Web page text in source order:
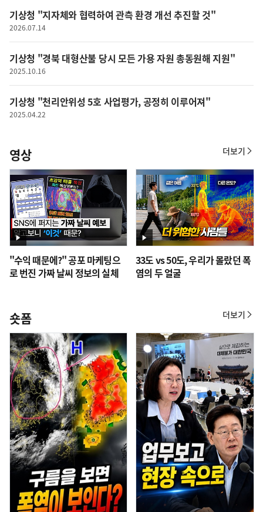
기상청 "지자체와 협력하여 관측 환경 개선 추진할 것"
2026.07.14
기상청 "경북 대형산불 당시 모든 가용 자원 총동원해 지원"
2025.10.16
기상청 "천리안위성 5호 사업평가, 공정히 이루어져"
2025.04.22
영상
"수익 때문에?" 공포 마케팅으
로 번진 가짜 날씨 정보의 실체
33도 vs 50도, 우리가 몰랐던 폭
염의 두 얼굴
더보기
숏폼 더보기